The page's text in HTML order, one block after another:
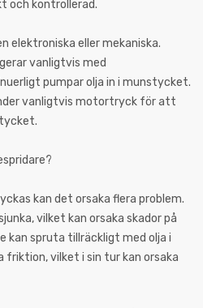
och kontrollerad.
elektroniska eller mekaniska.
vanligtvis med
pumpar olja in i munstycket.
vanligtvis motortryck för att
kan det orsaka flera problem.
vilket kan orsaka skador på
kan spruta tillräckligt med olja i
friktion, vilket i sin tur kan orsaka